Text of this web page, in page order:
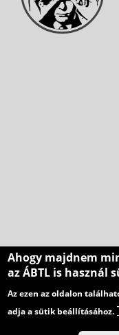
Ahogy majdnem
az ÁBTL is használ
Az ezen az oldalon
adja a sütik beállításához.